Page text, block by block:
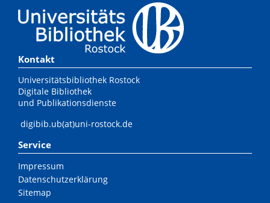
Kontakt
Universitätsbibliothek Rostock
Digitale Bibliothek
und Publikationsdienste
digibib.ub(at)uni-rostock.de
Service
Impressum
Datenschutzerklärung
Sitemap